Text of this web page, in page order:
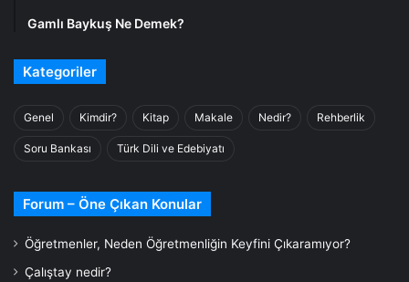
Gamlı Baykuş Ne Demek?
Kategoriler
Genel Kimdir? Kitap Makale Nedir? Rehberlik
Soru Bankası Türk Dili ve Edebiyatı
Forum – Öne Çıkan Konular
Öğretmenler, Neden Öğretmenliğin Keyfini Çıkaramıyor?
Çalıştay nedir?